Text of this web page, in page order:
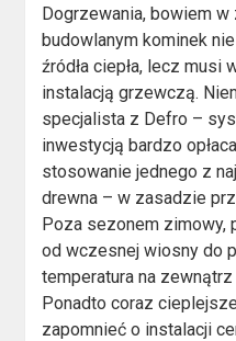
Dogrzewania, bowiem
budowlanym kominek
źródła ciepła, lecz musi
instalacją grzewczą.
specjalista z Defro –
inwestycją bardzo
stosowanie jednego z
drewna – w zasadzie
Poza sezonem zimowy,
od wczesnej wiosny do
temperatura na
Ponadto coraz
zapomnieć o instalacji